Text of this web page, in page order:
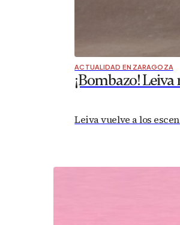
ACTUALIDAD EN ZARAGOZA
¡Bombazo!
Leiva vuelve a los